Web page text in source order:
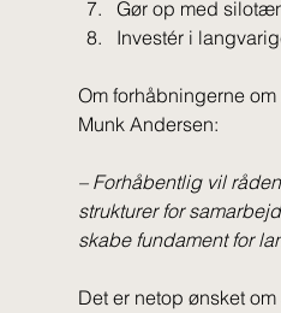
Gør op med
Investér i
Om forhåbningerne
Munk Andersen:
– Forhåbentlig vil
strukturer for
skabe fundament for
Det er netop ønsket